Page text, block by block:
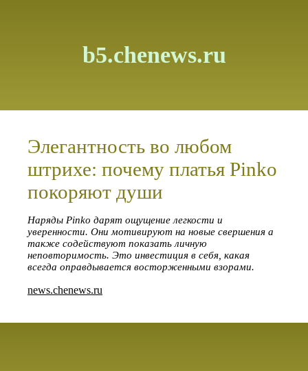
b5.chenews.ru
Элегантность во любом
штрихе: почему платья Pinko
покоряют души
Наряды Pinko дарят ощущение легкости и
уверенности. Они мотивируют на новые свершения а
также содействуют показать личную
неповторимость. Это инвестиция в себя, какая
всегда оправдывается восторженными взорами.
news.chenews.ru